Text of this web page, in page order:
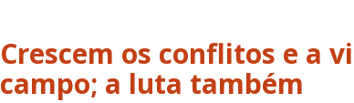
Crescem os conflitos e a
campo; a luta também